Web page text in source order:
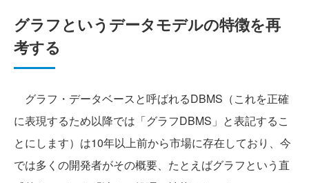
グラフというデータモデルの特徴を再
考する
グラフ・データベースと呼ばれるDBMS（これを正確
に表現するため以降では「グラフDBMS」と表記するこ
とにします）は10年以上前から市場に存在しており、今
では多くの開発者がその概要、たとえばグラフという直